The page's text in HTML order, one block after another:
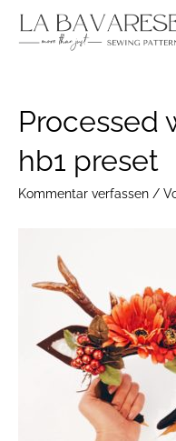
Inhalt
Processed
hb1 preset
Kommentar verfassen /
navigation